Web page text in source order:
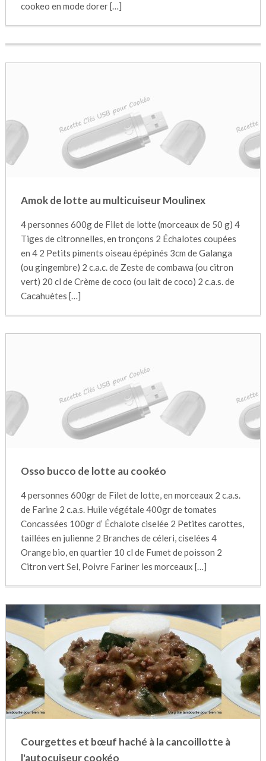
cookeo en mode dorer […]
Amok de lotte au multicuiseur Moulinex
4 personnes 600g de Filet de lotte (morceaux de 50 g) 4
Tiges de citronnelles, en tronçons 2 Échalotes coupées
en 4 2 Petits piments oiseau épépinés 3cm de Galanga
(ou gingembre) 2 c.a.c. de Zeste de combawa (ou citron
vert) 20 cl de Crème de coco (ou lait de coco) 2 c.a.s. de
Cacahuètes […]
Osso bucco de lotte au cookéo
4 personnes 600gr de Filet de lotte, en morceaux 2 c.a.s.
de Farine 2 c.a.s. Huile végétale 400gr de tomates
Concassées 100gr d’ Échalote ciselée 2 Petites carottes,
taillées en julienne 2 Branches de céleri, ciselées 4
Orange bio, en quartier 10 cl de Fumet de poisson 2
Citron vert Sel, Poivre Fariner les morceaux […]
Courgettes et bœuf haché à la cancoillotte à
l'autocuiseur cookéo